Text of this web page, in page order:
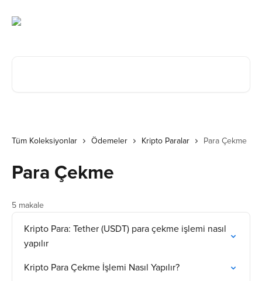
Tüm Koleksiyonlar Ödemeler Kripto Paralar Para Çekme
Para Çekme
5 makale
Kripto Para: Tether (USDT) para çekme işlemi nasıl
yapılır
Kripto Para Çekme İşlemi Nasıl Yapılır?